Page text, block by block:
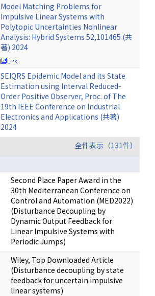
Model Matching Problems for
Impulsive Linear Systems with
Polytopic Uncertainties Nonlinear
Analysis: Hybrid Systems 52,101465 (共
著) 2024
SEIQRS Epidemic Model and its State
Estimation using Interval Reduced-
Order Positive Observer, Proc. of The
19th IEEE Conference on Industrial
Electronics and Applications (共著)
2024
全件表示（131件）
Second Place Paper Award in the
30th Mediterranean Conference on
Control and Automation (MED2022)
(Disturbance Decoupling by
Dynamic Output Feedback for
Linear Impulsive Systems with
Periodic Jumps)
Wiley, Top Downloaded Article
(Disturbance decoupling by state
feedback for uncertain impulsive
linear systems)